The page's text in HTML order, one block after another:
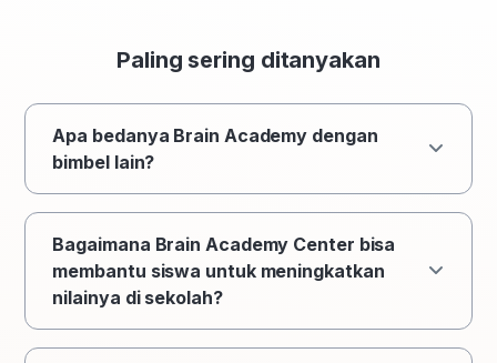
Paling sering ditanyakan
Apa bedanya Brain Academy dengan
bimbel lain?
Inovasi. Satu kata bermakna yang diyakini
oleh Brain Academy sebagai suatu langkah
awal pembeda antara Brain Academy dan
bimbingan belajar pada umumnya.
Center direkrut melalui sistem seleksi
Bagaimana Brain Academy Center bisa
membantu siswa untuk meningkatkan
nilainya di sekolah?
Brain Academy Center mengusung konsep